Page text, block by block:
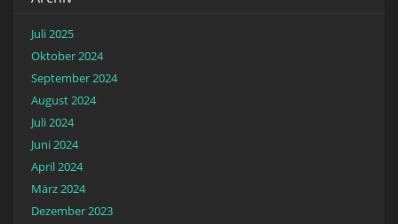
Juli 2025
Oktober 2024
September 2024
August 2024
Juli 2024
Juni 2024
April 2024
März 2024
Dezember 2023